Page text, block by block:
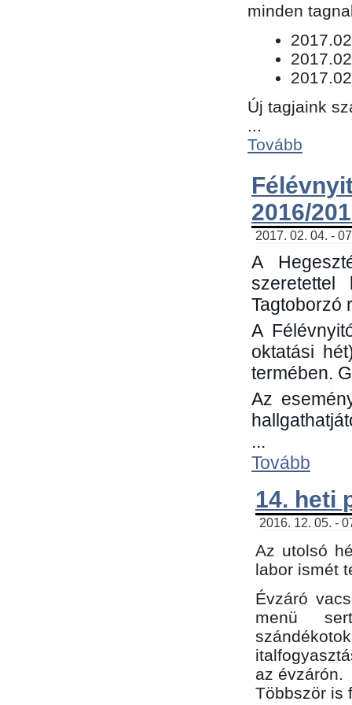
minden
Új tagjaink
...
Tovább
2016/
2017. 02. 04. -
A
Tagtoborzó
A
oktatási
termében.
Az
...
Tovább
14. heti
2016. 12. 05. -
Az utolsó
labor ismét
Évzáró
menü
az évzárón.
Többször is